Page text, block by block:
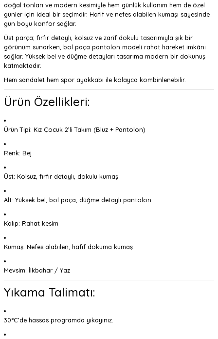
doğal tonları ve modern kesimiyle hem günlük kullanım hem de özel
günler için ideal bir seçimdir. Hafif ve nefes alabilen kumaşı sayesinde
gün boyu konfor sağlar.
Üst parça; fırfır detaylı, kolsuz ve zarif dokulu tasarımıyla şık bir
görünüm sunarken, bol paça pantolon modeli rahat hareket imkânı
sağlar. Yüksek bel ve düğme detayları tasarıma modern bir dokunuş
katmaktadır.
Hem sandalet hem spor ayakkabı ile kolayca kombinlenebilir.
Ürün Özellikleri:
Ürün Tipi: Kız Çocuk 2’li Takım (Bluz + Pantolon)
Renk: Bej
Üst: Kolsuz, fırfır detaylı, dokulu kumaş
Alt: Yüksek bel, bol paça, düğme detaylı pantolon
Kalıp: Rahat kesim
Kumaş: Nefes alabilen, hafif dokuma kumaş
Mevsim: İlkbahar / Yaz
Yıkama Talimatı:
30°C’de hassas programda yıkayınız.